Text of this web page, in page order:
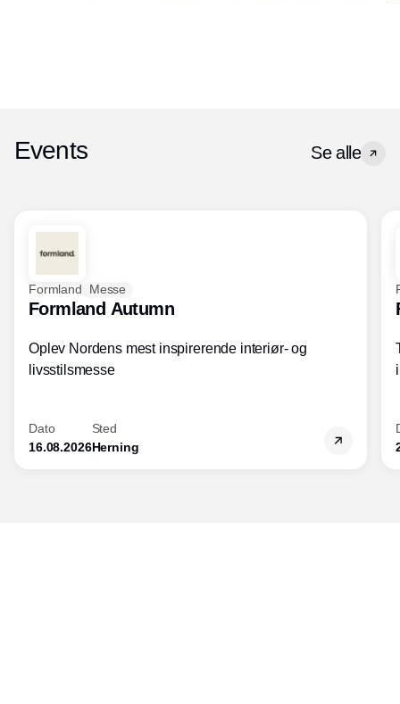
Events Se alle
Formland Messe
Formland Autumn
Oplev Nordens mest inspirerende interiør- og
livsstilsmesse
Dato
16.08.2026
Sted
Herning